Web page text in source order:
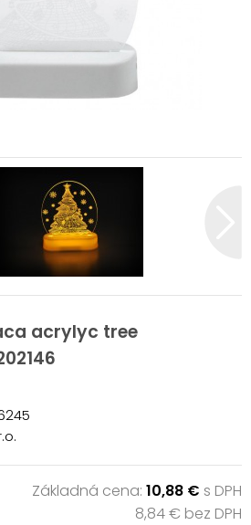
acrylyc tree
Základná cena: 10,88 € s DPH
8,84 € bez DPH